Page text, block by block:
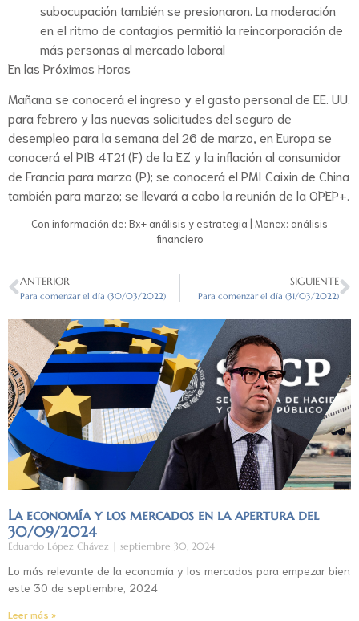
subocupación también se presionaron. La moderación
en el ritmo de contagios permitió la reincorporación de
más personas al mercado laboral
En las Próximas Horas
Mañana se conocerá el ingreso y el gasto personal de EE. UU.
para febrero y las nuevas solicitudes del seguro de
desempleo para la semana del 26 de marzo, en Europa se
conocerá el PIB 4T21 (F) de la EZ y la inflación al consumidor
de Francia para marzo (P); se conocerá el PMI Caixin de China
también para marzo; se llevará a cabo la reunión de la OPEP+.
Con información de: Bx+ análisis y estrategia | Monex: análisis
financiero
ANTERIOR
Para comenzar el día (30/03/2022)
SIGUIENTE
Para comenzar el día (31/03/2022)
La economía y los mercados en la apertura del
30/09/2024
Eduardo López Chávez septiembre 30, 2024
Lo más relevante de la economía y los mercados para empezar bien
este 30 de septiembre, 2024
Leer más »